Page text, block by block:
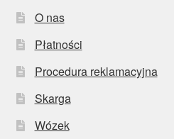
O nas
Płatności
Procedura reklamacyjna
Skarga
Wózek